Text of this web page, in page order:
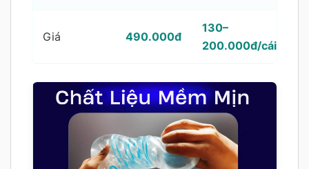
Giá 490.000đ
130–
200.000đ/cái